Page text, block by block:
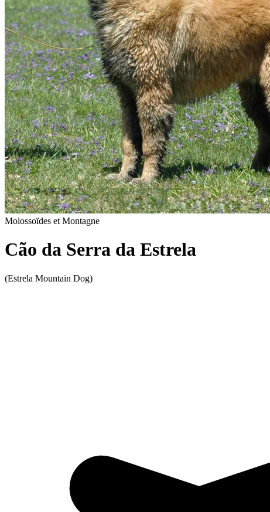
Molossoïdes et Montagne
Cão da Serra da Estrela
(Estrela Mountain Dog)